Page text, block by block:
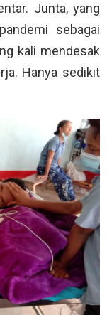
Junta, yang
sebagai
kali mendesak
Hanya sedikit